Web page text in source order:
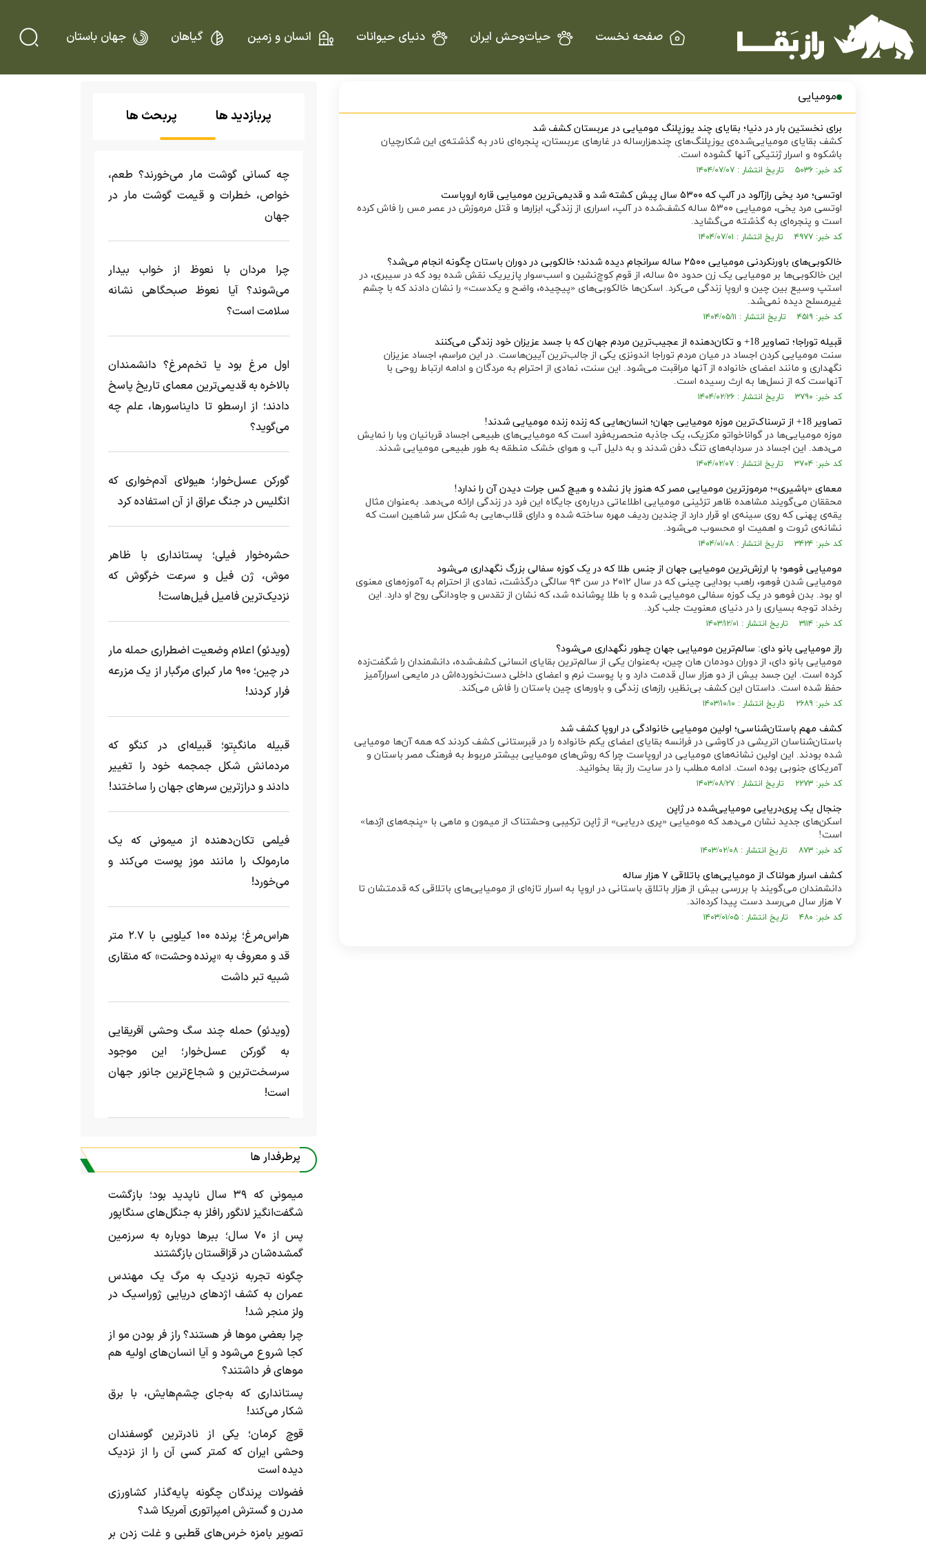
صفحه نخست حیات‌وحش ایران دنیای حیوانات انسان و زمین گیاهان جهان باستان
مومیایی
برای نخستین بار در دنیا؛ بقایای چند یوزپلنگ مومیایی در عربستان کشف شد
کشف بقایای مومیایی‌شده‌ی یوزپلنگ‌های چندهزارساله در غار‌های عربستان، پنجره‌ای نادر به گذشته‌ی این شکارچیان
باشکوه و اسرار ژنتیکی آنها گشوده است.
کد خبر: ۵۰۳۶ تاریخ انتشار : ۱۴۰۴/۰۷/۰۷
اوتسی؛ مرد یخی رازآلود در آلپ که ۵۳۰۰ سال پیش کشته شد و قدیمی‌ترین مومیایی قاره اروپاست
اوتسی مرد یخی، مومیایی ۵۳۰۰ ساله کشف‌شده در آلپ، اسراری از زندگی، ابزار‌ها و قتل مرموزش در عصر مس را فاش کرده
است و پنجره‌ای به گذشته می‌گشاید.
کد خبر: ۴۹۷۷ تاریخ انتشار : ۱۴۰۴/۰۷/۰۱
خالکوبی‌های باورنکردنی مومیایی ۲۵۰۰ ساله سرانجام دیده شدند؛ خالکوبی در دوران باستان چگونه انجام می‌شد؟
این خالکوبی‌ها بر مومیایی یک زن حدود ۵۰ ساله، از قوم کوچ‌نشین و اسب‌سوار پازیریک نقش شده بود که در سیبری، در
استپ وسیع بین چین و اروپا زندگی می‌کرد. اسکن‌ها خالکوبی‌های «پیچیده، واضح و یکدست» را نشان دادند که با چشم
غیرمسلح دیده نمی‌شد.
کد خبر: ۴۵۱۹ تاریخ انتشار : ۱۴۰۴/۰۵/۱۱
قبیله توراجا‌؛ تصاویر 18+ و تکان‌دهنده از عجیب‌ترین مردم جهان که با جسد عزیزان خود زندگی می‌کنند
سنت مومیایی کردن اجساد در میان مردم توراجا اندونزی یکی از جالب‌ترین آیین‌هاست. در این مراسم، اجساد عزیزان
نگهداری و مانند اعضای خانواده از آنها مراقبت می‌شود. این سنت، نمادی از احترام به مردگان و ادامه ارتباط روحی با
آنهاست که از نسل‌ها به ارث رسیده است.
کد خبر: ۳۷۹۰ تاریخ انتشار : ۱۴۰۴/۰۲/۲۶
تصاویر 18+ از ترسناک‌ترین موزه مومیایی‌ جهان؛ انسان‌هایی که زنده زنده مومیایی شدند!
موزه مومیایی‌ها در گواناخواتو مکزیک، یک جاذبه منحصر‌به‌فرد است که مومیایی‌های طبیعی اجساد قربانیان وبا را نمایش
می‌دهد. این اجساد در سردابه‌های تنگ دفن شدند و به دلیل آب و هوای خشک منطقه به طور طبیعی مومیایی شدند.
کد خبر: ۳۷۰۴ تاریخ انتشار : ۱۴۰۴/۰۲/۰۷
معمای «باشیری»؛ مرموزترین مومیایی مصر که هنوز باز نشده و هیچ کس جرات دیدن آن را ندارد!
محققان می‌گویند مشاهده ظاهر تزئینی مومیایی اطلاعاتی درباره‌ی جایگاه این فرد در زندگی ارائه می‌دهد. به‌عنوان مثال
یقه‌ی پهنی که روی سینه‌ی او قرار دارد از چندین ردیف مهره ساخته شده و دارای قلاب‌هایی به شکل سر شاهین است که
نشانه‌ی ثروت و اهمیت او محسوب می‌شود.
کد خبر: ۳۴۲۴ تاریخ انتشار : ۱۴۰۴/۰۱/۰۸
مومیایی فوهو؛ با ارزش‌ترین مومیایی جهان از جنس طلا که در یک کوزه سفالی بزرگ نگهداری می‌شود
مومیایی شدن فوهو، راهب بودایی چینی که در سال ۲۰۱۲ در سن ۹۴ سالگی درگذشت، نمادی از احترام به آموزه‌های معنوی
او بود. بدن فوهو در یک کوزه سفالی مومیایی شده و با طلا پوشانده شد، که نشان از تقدس و جاودانگی روح او دارد. این
رخداد توجه بسیاری را در دنیای معنویت جلب کرد.
کد خبر: ۳۱۱۴ تاریخ انتشار : ۱۴۰۳/۱۲/۰۱
راز مومیایی بانو دای: سالم‌ترین مومیایی جهان چطور نگهداری می‌شود؟
مومیایی بانو دای، از دوران دودمان هان چین، به‌عنوان یکی از سالم‌ترین بقایای انسانی کشف‌شده، دانشمندان را شگفت‌زده
کرده است. این جسد بیش از دو هزار سال قدمت دارد و با پوست نرم و اعضای داخلی دست‌نخورده‌اش در مایعی اسرارآمیز
حفظ شده است. داستان این کشف بی‌نظیر، راز‌های زندگی و باور‌های چین باستان را فاش می‌کند.
کد خبر: ۲۶۸۹ تاریخ انتشار : ۱۴۰۳/۱۰/۱۰
کشف مهم باستان‌شناسی؛ اولین مومیایی خانوادگی در اروپا کشف شد
باستان‌شناسان اتریشی در کاوشی در فرانسه بقایای اعضای یکم خانواده را در قبرستانی کشف کردند که همه آن‌ها مومیایی
شده بودند. این اولین نشانه‌های مومیایی در اروپاست چرا که روش‌های مومیایی بیشتر مربوط به فرهنگ مصر باستان و
آمریکای جنوبی بوده است. ادامه مطلب را در سایت راز بقا بخوانید.
کد خبر: ۲۲۷۳ تاریخ انتشار : ۱۴۰۳/۰۸/۲۷
جنجال یک پری‌دریایی مومیایی‌شده در ژاپن
اسکن‌های جدید نشان می‌دهد که مومیایی «پری دریایی» از ژاپن ترکیبی وحشتناک از میمون و ماهی با «پنجه‌های اژدها»
است!
کد خبر: ۸۷۳ تاریخ انتشار : ۱۴۰۳/۰۲/۰۸
کشف اسرار هولناک از مومیایی‌های باتلاقی ۷ هزار ساله
دانشمندان می‌گویند با بررسی بیش از هزار باتلاق باستانی در اروپا به اسرار تازه‌ای از مومیایی‌های باتلاقی که قدمتشان تا
۷ هزار سال می‌رسد دست پیدا کرده‌اند.
کد خبر: ۴۸۰ تاریخ انتشار : ۱۴۰۳/۰۱/۰۵
پربازدید ها پربحث ها
چه کسانی گوشت مار می‌خورند؟ طعم،
خواص، خطرات و قیمت گوشت مار در
جهان
چرا مردان با نعوظ از خواب بیدار
می‌شوند؟ آیا نعوظ صبحگاهی نشانه
سلامت است؟
اول مرغ بود یا تخم‌مرغ؟ دانشمندان
بالاخره به قدیمی‌ترین معمای تاریخ پاسخ
دادند؛ از ارسطو تا دایناسورها، علم چه
می‌گوید؟
گورکن عسل‌خوار؛ هیولای آدم‌خواری که
انگلیس در جنگ عراق از آن استفاده کرد
حشره‌خوار فیلی؛ پستانداری با ظاهر
موش، ژن فیل و سرعت خرگوش که
نزدیک‌ترین فامیل فیل‌هاست!
(ویدئو) اعلام وضعیت اضطراری حمله مار‌
در چین؛ ۹۰۰ مار کبرای مرگبار از یک مزرعه‌
فرار کردند!
قبیله مانگبِتو؛ قبیله‌ای در کنگو که
مردمانش شکل جمجمه خود را تغییر
دادند و درازترین سرهای جهان را ساختند!
فیلمی تکان‌دهنده از میمونی که یک
مارمولک را مانند موز پوست می‌کند و
می‌خورد!
هراس‌مرغ؛ پرنده ۱۰۰ کیلویی با ۲.۷ متر
قد و معروف به «پرنده وحشت» که منقاری
شبیه تبر داشت
(ویدئو) حمله چند سگ وحشی آفریقایی
به گورکن عسل‌خوار؛ این موجود
سرسخت‌ترین و شجاع‌ترین جانور جهان
است!
پرطرفدار ها
میمونی که ۳۹ سال ناپدید بود؛ بازگشت
شگفت‌انگیز لانگور رافلز به جنگل‌های سنگاپور
پس از ۷۰ سال؛ ببرها دوباره به سرزمین
گمشده‌شان در قزاقستان بازگشتند
چگونه تجربه نزدیک به مرگ یک مهندس
عمران به کشف اژد‌های دریایی ژوراسیک در
ولز منجر شد!
چرا بعضی موها فر هستند؟ راز فر بودن مو از
کجا شروع می‌شود و آیا انسان‌های اولیه هم
موهای فر داشتند؟
پستانداری که به‌جای چشم‌هایش، با برق
شکار می‌کند!
قوچ کرمان؛ یکی از نادرترین گوسفندان
وحشی ایران که کمتر کسی آن را از نزدیک
دیده است
فضولات پرندگان چگونه پایه‌گذار کشاورزی
مدرن و گسترش امپراتوری آمریکا شد؟
تصویر بامزه خرس‌های قطبی و غلت زدن بر